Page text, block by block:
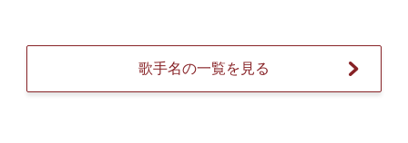
歌手名の一覧を見る